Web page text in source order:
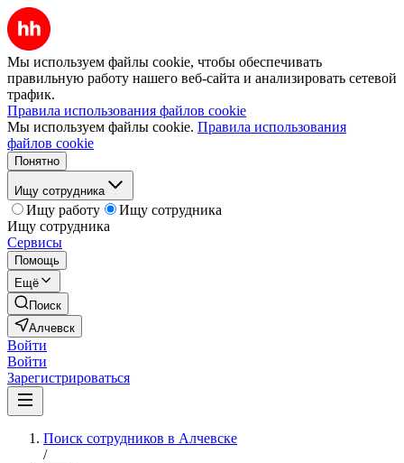
Мы используем файлы cookie, чтобы обеспечивать
правильную работу нашего веб-сайта и анализировать сетевой
трафик.
Правила использования файлов cookie
Мы используем файлы cookie. Правила использования
файлов cookie
Понятно
Ищу сотрудника
Ищу работу
Ищу сотрудника
Ищу сотрудника
Сервисы
Помощь
Ещё
Поиск
Алчевск
Войти
Войти
Зарегистрироваться
Поиск сотрудников в Алчевске
/